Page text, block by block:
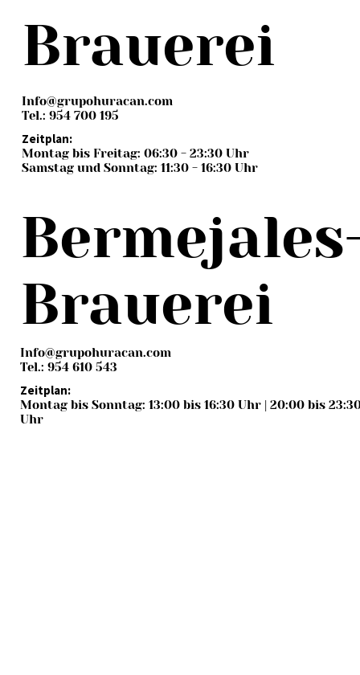
Brauerei
Info@grupohuracan.com
Tel.: 954 700 195
Zeitplan:
Montag bis Freitag: 06:30 - 23:30 Uhr
Samstag und Sonntag: 11:30 - 16:30 Uhr
Brauerei
Info@grupohuracan.com
Tel.: 954 610 543
Zeitplan:
Montag bis Sonntag: 13:00 bis 16:30 Uhr | 20:00 bis
Uhr